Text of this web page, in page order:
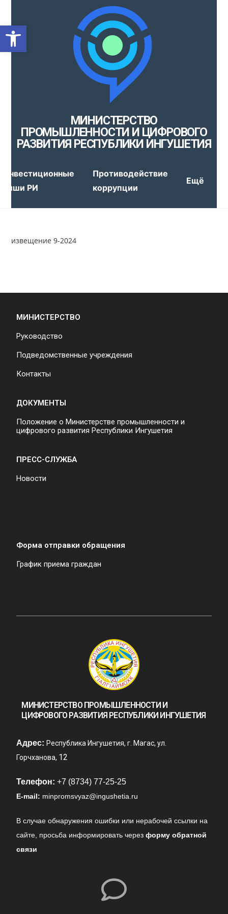
Открыть панель
МИНИСТЕРСТВО
ПРОМЫШЛЕННОСТИ И ЦИФРОВОГО
РАЗВИТИЯ РЕСПУБЛИКИ ИНГУШЕТИЯ
Инвестиционные
ниши РИ
Противодействие
коррупции
Ещё
извещение 9-2024
МИНИСТЕРСТВО
Руководство
Подведомственные учреждения
Контакты
ДОКУМЕНТЫ
Положение о Министерстве промышленности и
цифрового развития Республики Ингушетия
ПРЕСС-СЛУЖБА
Новости
Форма отправки обращения
График приема граждан
МИНИСТЕРСТВО ПРОМЫШЛЕННОСТИ И
ЦИФРОВОГО РАЗВИТИЯ РЕСПУБЛИКИ ИНГУШЕТИЯ
Адрес: Республика Ингушетия, г. Магас, ул.
Горчханова, 12
Телефон: +7 (8734) 77-25-25
E-mail: minpromsvyaz@ingushetia.ru
В случае обнаружения ошибки или нерабочей ссылки на
сайте, просьба информировать черезформу обратной
связи